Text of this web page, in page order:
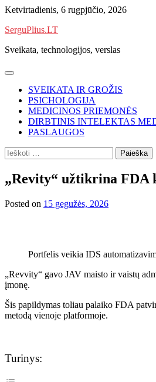
Skip
content
Ketvirtadienis, 6 rugpjūčio, 2026
SerguPlius.LT
Sveikata, technologijos, verslas
SVEIKATA IR GROŽIS
PSICHOLOGIJA
MEDICINOS PRIEMONĖS
DIRBTINIS INTELEKTAS
PASLAUGOS
Ieškoti:
„Revity“ užtikrina FDA
Posted on 15 gegužės, 2026
Portfelis veikia IDS
„Revvity“ gavo JAV maisto ir vaistų
įmonę.
Šis papildymas toliau palaiko FDA
metodą vienoje platformoje.
Turinys: